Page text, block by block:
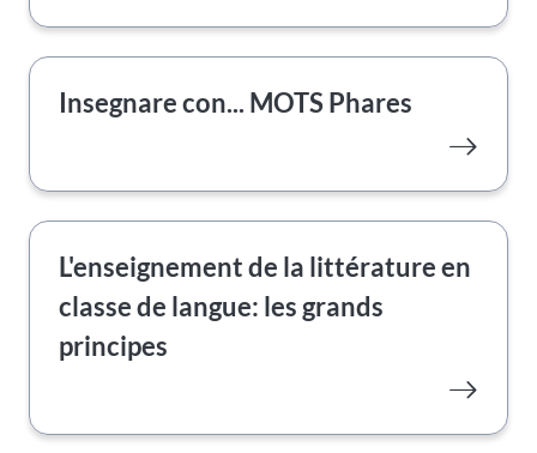
Insegnare con... MOTS Phares
L'enseignement de la littérature en
classe de langue: les grands
principes